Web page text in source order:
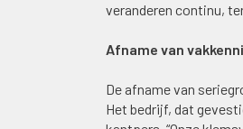
veranderen continu,
Afname van
De afname van
Het bedrijf, dat